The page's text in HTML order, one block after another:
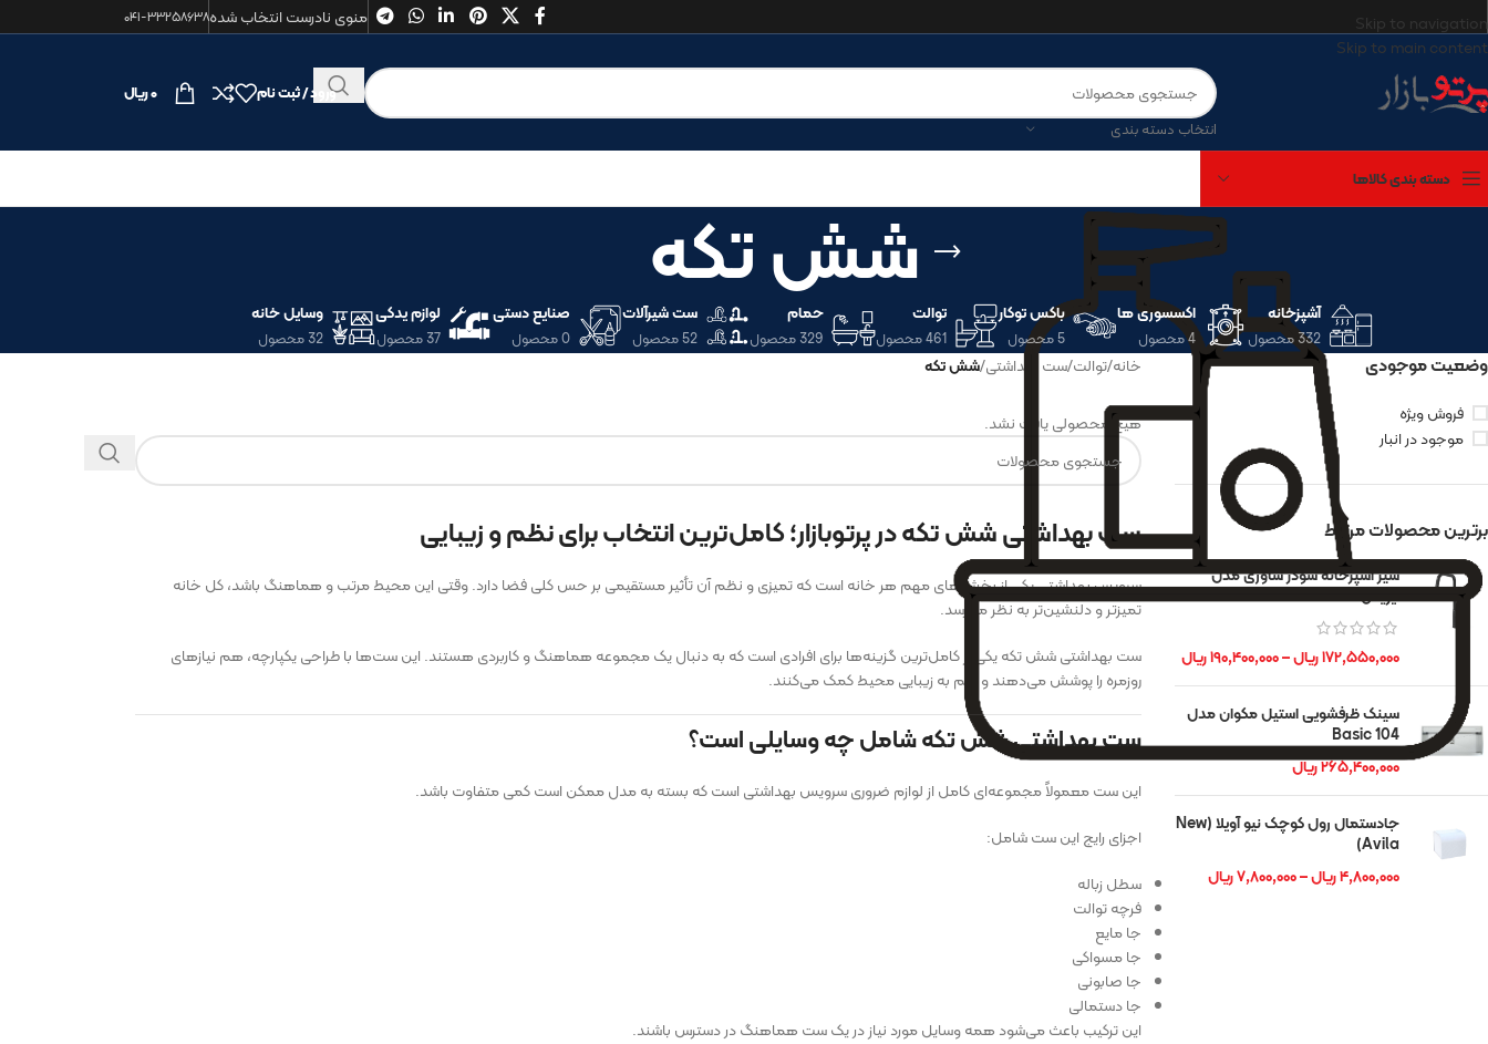
Skip to navigation
Skip to main content
منوی نادرست انتخاب شده۰۴۱-۳۳۲۵۸۶۳۸
انتخاب دسته بندی
ورود / ثبت نام ۰ریال
دسته بندی کالاها
شش تکه آشپزخانه
332 محصول
اکسسوری ها
4 محصول
باکس توکار
5 محصول
توالت
461 محصول
حمام
329 محصول
ست شیرآلات
52 محصول
صنایع دستی
0 محصول
لوازم یدکی
37 محصول
وسایل خانه
32 محصول
وضعیت موجودی
فروش ویژه
موجود در انبار
برترین محصولات مرتبط
شیر آشپزخانه شودر شاوری مدل
آیریس
۱۷۲,۵۵۰,۰۰۰ریال–۱۹۰,۴۰۰,۰۰۰ریال
سینک ظرفشویی استیل مکوان مدل
Basic 104
۲۶۵,۴۰۰,۰۰۰ریال
جادستمال رول کوچک نیو آویلا (New
Avila)
۴,۸۰۰,۰۰۰ریال–۷,۸۰۰,۰۰۰ریال
خانه/توالت/ست بهداشتی/شش تکه
هیچ محصولی یافت نشد.
ست بهداشتی شش تکه در پرتوبازار؛ کامل‌ترین انتخاب برای نظم و زیبایی
سرویس بهداشتی یکی از بخش‌های مهم هر خانه است که تمیزی و نظم آن تأثیر مستقیمی بر حس کلی فضا دارد. وقتی این محیط مرتب و هماهنگ باشد، کل خانه
تمیزتر و دلنشین‌تر به نظر می‌رسد.
ست بهداشتی شش تکه یکی از کامل‌ترین گزینه‌ها برای افرادی است که به دنبال یک مجموعه هماهنگ و کاربردی هستند. این ست‌ها با طراحی یکپارچه، هم نیازهای
روزمره را پوشش می‌دهند و هم به زیبایی محیط کمک می‌کنند.
ست بهداشتی شش تکه شامل چه وسایلی است؟
این ست معمولاً مجموعه‌ای کامل از لوازم ضروری سرویس بهداشتی است که بسته به مدل ممکن است کمی متفاوت باشد.
اجزای رایج این ست شامل:
سطل زباله
فرچه توالت
جا مایع
جا مسواکی
جا صابونی
جا دستمالی
این ترکیب باعث می‌شود همه وسایل مورد نیاز در یک ست هماهنگ در دسترس باشند.